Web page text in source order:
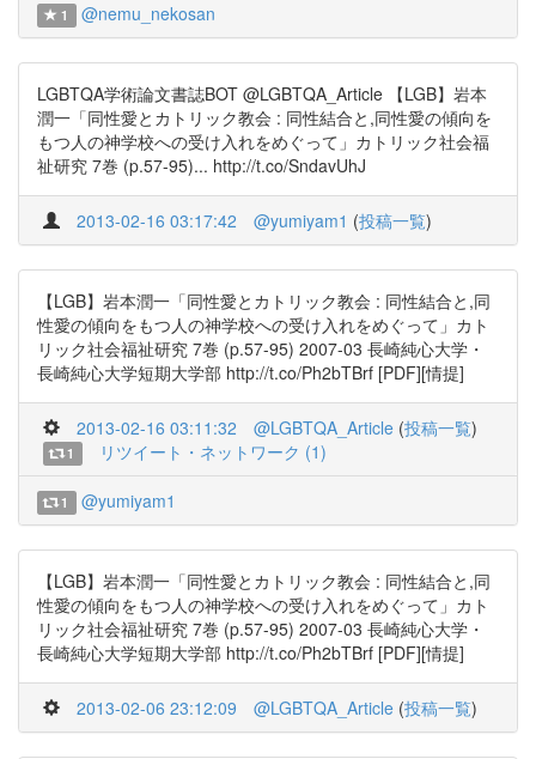
1 @nemu_nekosan
LGBTQA学術論文書誌BOT @LGBTQA_Article 【LGB】岩本
潤一「同性愛とカトリック教会 : 同性結合と,同性愛の傾向を
もつ人の神学校への受け入れをめぐって」カトリック社会福
祉研究 7巻 (p.57-95)... http://t.co/SndavUhJ
2013-02-16 03:17:42 @yumiyam1 (投稿一覧)
【LGB】岩本潤一「同性愛とカトリック教会 : 同性結合と,同
性愛の傾向をもつ人の神学校への受け入れをめぐって」カト
リック社会福祉研究 7巻 (p.57-95) 2007-03 長崎純心大学・
長崎純心大学短期大学部 http://t.co/Ph2bTBrf [PDF][情提]
2013-02-16 03:11:32 @LGBTQA_Article (投稿一覧)
1 リツイート・ネットワーク (1)
1 @yumiyam1
【LGB】岩本潤一「同性愛とカトリック教会 : 同性結合と,同
性愛の傾向をもつ人の神学校への受け入れをめぐって」カト
リック社会福祉研究 7巻 (p.57-95) 2007-03 長崎純心大学・
長崎純心大学短期大学部 http://t.co/Ph2bTBrf [PDF][情提]
2013-02-06 23:12:09 @LGBTQA_Article (投稿一覧)